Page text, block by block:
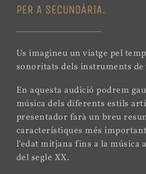
PER A SECUNDÀRIA.
Us imagineu un viatge pel
sonoritats dels instruments
En aquesta audició podrem
música dels diferents estils
presentador farà un breu
característiques més
l’edat mitjana fins a la música
del segle XX.